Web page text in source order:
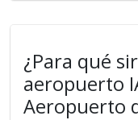
¿Para qué
aeropuerto
Aeropuerto